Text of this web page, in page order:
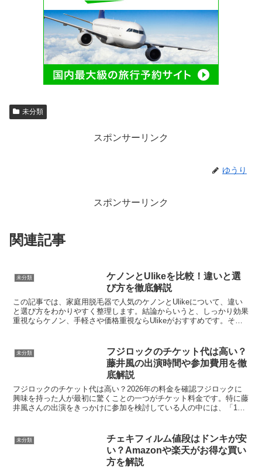
未分類
スポンサーリンク
ゆうり
スポンサーリンク
関連記事
未分類
ケノンとUlikeを比較！違いと選
び方を徹底解説
この記事では、家庭用脱毛器で人気のケノンとUlikeについて、違い
と選び方をわかりやすく整理します。結論からいうと、しっかり効果
重視ならケノン、手軽さや価格重視ならUlikeがおすすめです。その
未分類
フジロックのチケット代は高い？
藤井風の出演時間や参加費用を徹
底解説
フジロックのチケット代は高い？2026年の料金を確認フジロックに
興味を持った人が最初に驚くことの一つがチケット料金です。特に藤
井風さんの出演をきっかけに参加を検討している人の中には、「1日
未分類
チェキフィルム値段はドンキが安
い？Amazonや楽天がお得な買い
方を解説